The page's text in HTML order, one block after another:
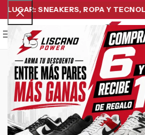
SNEAKERS, ROPA Y
Menu